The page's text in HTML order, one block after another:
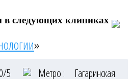
в следующих клиниках
»
5 Метро :
Гагаринская